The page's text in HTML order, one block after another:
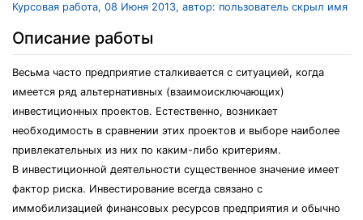
Курсовая работа, 08 Июня 2013, автор: пользователь скрыл имя
Описание работы
Весьма часто предприятие сталкивается с ситуацией, когда
имеется ряд альтернативных (взаимоисключающих)
инвестиционных проектов. Естественно, возникает
необходимость в сравнении этих проектов и выборе наиболее
привлекательных из них по каким-либо критериям.
В инвестиционной деятельности существенное значение имеет
фактор риска. Инвестирование всегда связано с
иммобилизацией финансовых ресурсов предприятия и обычно